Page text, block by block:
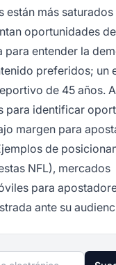
más saturados
oportunidades de
para entender la
preferidos; un
de 45 años.
para identificar
margen para
de
NFL), mercados
para
ante su
electrónico